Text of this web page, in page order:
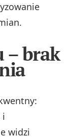
– brak
i
widzi